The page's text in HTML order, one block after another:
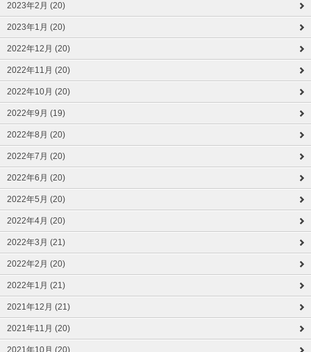
2023年2月 (20)
2023年1月 (20)
2022年12月 (20)
2022年11月 (20)
2022年10月 (20)
2022年9月 (19)
2022年8月 (20)
2022年7月 (20)
2022年6月 (20)
2022年5月 (20)
2022年4月 (20)
2022年3月 (21)
2022年2月 (20)
2022年1月 (21)
2021年12月 (21)
2021年11月 (20)
2021年10月 (20)